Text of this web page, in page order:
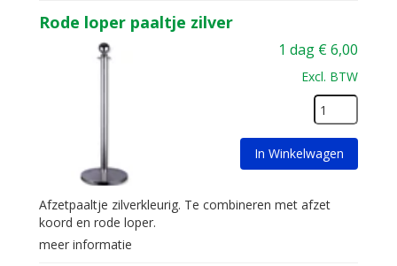
Rode loper paaltje zilver
1 dag €6,00
Excl. BTW
In Winkelwagen
Afzetpaaltje zilverkleurig. Te combineren met afzet
koord en rode loper.
meer informatie